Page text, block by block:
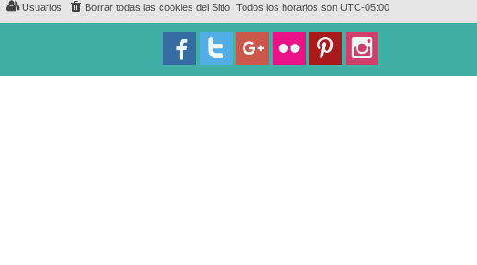
Todos los horarios son UTC-05:00
Borrar todas las cookies del Sitio
Usuarios